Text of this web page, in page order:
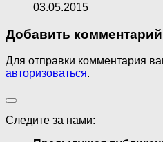
03.05.2015
Добавить комментарий
Для отправки комментария
авторизоваться.
Следите за нами: